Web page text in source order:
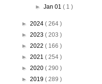
►Jan 01( 1 )
► 2024 ( 264 )
► 2023 ( 203 )
► 2022 ( 166 )
► 2021 ( 254 )
► 2020 ( 290 )
► 2019 ( 289 )